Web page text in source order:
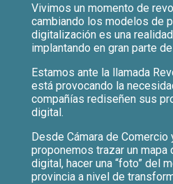
Vivimos un momento de
cambiando los modelos de
digitalización es una
implantando en gran parte
Estamos ante la llamada
está provocando la
compañías rediseñen sus
digital.
Desde Cámara de
proponemos trazar un mapa
digital, hacer una “foto” del
provincia a nivel de